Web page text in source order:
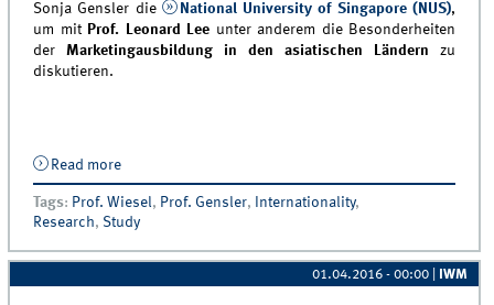
Sonja Gensler die
National University of Singapore (NUS),
um mit Prof. Leonard Lee unter anderem die Besonderheiten
derMarketingausbildung in den asiatischen Ländern zu
diskutieren.
Read moreabout Professor Thorsten Wiesel und Dr. Sonja
Gensler zu Besuch an der National University of
Singapore (NUS)
Tags: Prof. Wiesel, Prof. Gensler, Internationality,
Research, Study
01.04.2016 - 00:00 IWM